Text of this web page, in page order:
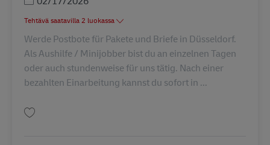
Tehtävä saatavilla 2 luokassa
Werde Postbote für Pakete und Briefe in Düsseldorf.
Als Aushilfe / Minijobber bist du an einzelnen Tagen
oder auch stundenweise für uns tätig. Nach einer
bezahlten Einarbeitung kannst du sofort in ...